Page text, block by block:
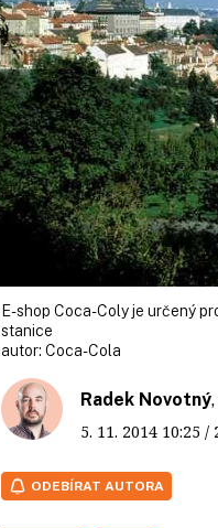
E-shop Coca-Coly je určený
stanice
autor: Coca-Cola
Radek Novotný
5. 11. 2014 10:25 /
ODEBÍRAT AUTORA